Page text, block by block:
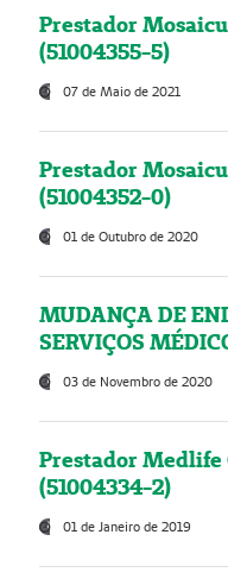
Prestador
(51004355-5)
07 de Maio de 2021
Prestador
(51004352-0)
01 de Outubro de 2020
MUDANÇA DE
SERVIÇOS
03 de Novembro de 2020
Prestador Medlife
(51004334-2)
01 de Janeiro de 2019